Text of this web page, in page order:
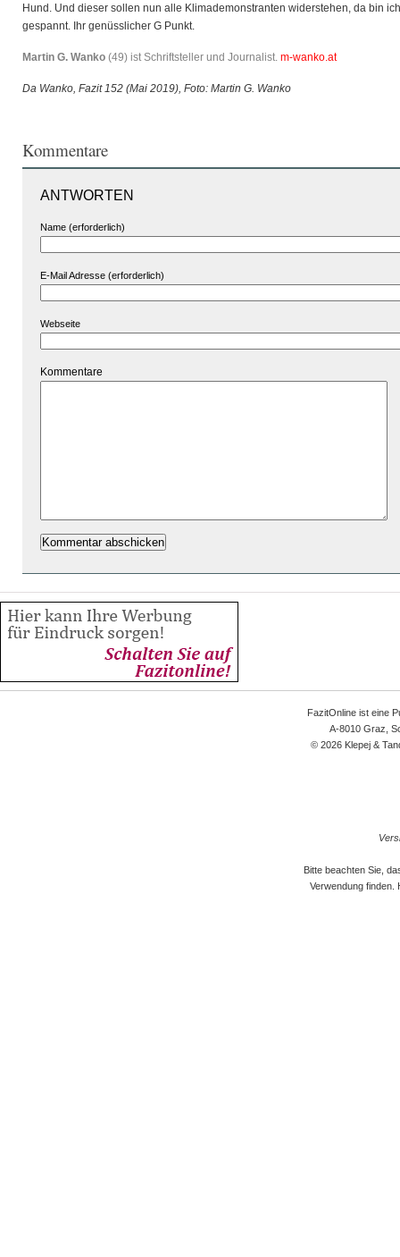
Hund. Und dieser sollen nun alle Klimademonstranten widerstehen, da bin
gespannt. Ihr genüsslicher G Punkt.
Martin G. Wanko (49) ist Schriftsteller und Journalist. m-wanko.at
Da Wanko, Fazit 152 (Mai 2019), Foto: Martin G. Wanko
Kommentare
ANTWORTEN
Name (erforderlich)
E-Mail Adresse (erforderlich)
Webseite
Kommentare
FazitOnline ist eine
A-8010 Graz,
© 2026 Klepej &
Bitte beachten Sie,
Verwendung finden.